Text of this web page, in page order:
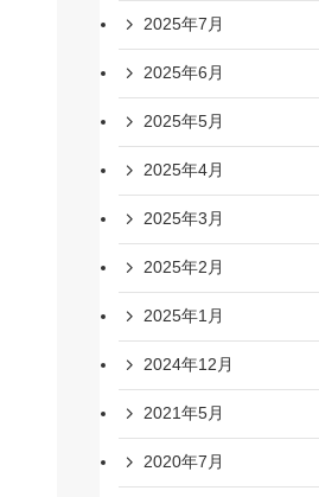
2025年7月
2025年6月
2025年5月
2025年4月
2025年3月
2025年2月
2025年1月
2024年12月
2021年5月
2020年7月